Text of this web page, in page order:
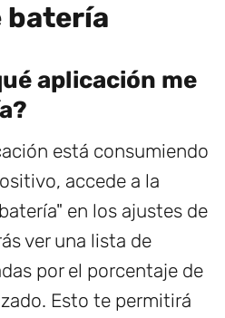
batería
aplicación me
está consumiendo
accede a la
en los ajustes de
ver una lista de
por el porcentaje de
Esto te permitirá